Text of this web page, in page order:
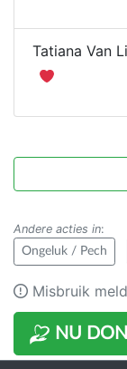
NU
Tatiana Van
Andere acties in:
Ongeluk / Pech
Misbruik